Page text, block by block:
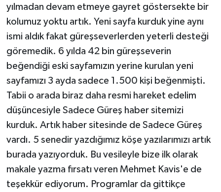
yılmadan devam etmeye gayret göstersekte bir
kolumuz yoktu artık. Yeni sayfa kurduk yine aynı
ismi aldık fakat güreşseverlerden yeterli desteği
göremedik. 6 yılda 42 bin güreşseverin
beğendiği eski sayfamızın yerine kurulan yeni
sayfamızı 3 ayda sadece 1.500 kişi beğenmişti.
Tabii o arada biraz daha resmi hareket edelim
düşüncesiyle Sadece Güreş haber sitemizi
kurduk. Artık haber sitesinde de Sadece Güreş
vardı. 5 senedir yazdığımız köşe yazılarımızı artık
burada yazıyorduk. Bu vesileyle bize ilk olarak
makale yazma fırsatı veren Mehmet Kavis'e de
teşekkür ediyorum. Programlar da gittikçe